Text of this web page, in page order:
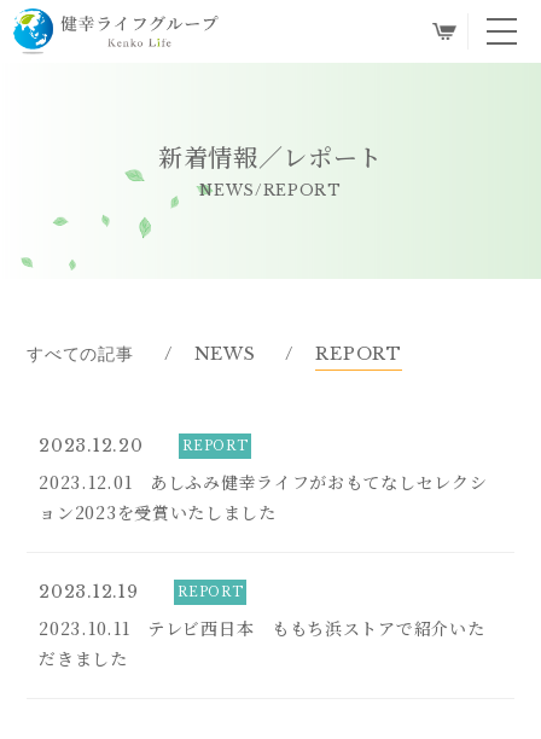
新着情報／レポート
NEWS/REPORT
すべての記事 NEWS REPORT
2023.12.20 REPORT
2023.12.01 あしふみ健幸ライフがおもてなしセレクシ
ョン2023を受賞いたしました
2023.12.19 REPORT
2023.10.11 テレビ西日本 ももち浜ストアで紹介いた
だきました